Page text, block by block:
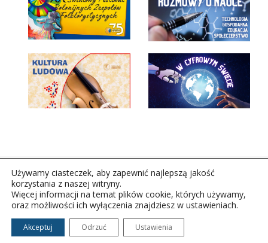
Copyright © 2026Polskie Radio Rzeszów S.A. w likwidacj.
Wszelkie prawa zastrzeżone.
Używamy ciasteczek, aby zapewnić najlepszą jakość
korzystania z naszej witryny.
Więcej informacji na temat plików cookie, których używamy,
oraz możliwości ich wyłączenia znajdziesz w ustawieniach.
Akceptuj Odrzuć Ustawienia